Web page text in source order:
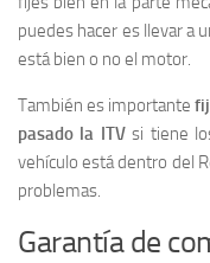
puedes hacer es llevar a
está bien o no el motor.
También es importante
pasado la ITVsi tiene
vehículo está dentro del
problemas.
Garantía de